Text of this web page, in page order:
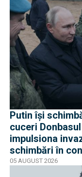
Putin își
cuceri
impulsiona
schimbări în
05 AUGUST 2026